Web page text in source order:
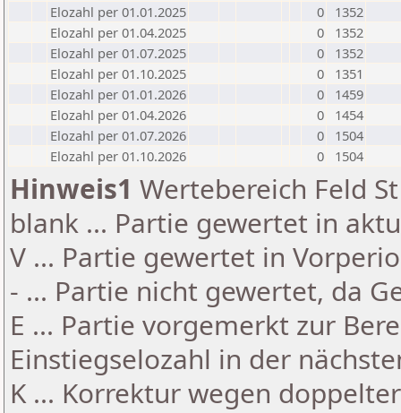
Elozahl per 01.01.2025
0
1352
Elozahl per 01.04.2025
0
1352
Elozahl per 01.07.2025
0
1352
Elozahl per 01.10.2025
0
1351
Elozahl per 01.01.2026
0
1459
Elozahl per 01.04.2026
0
1454
Elozahl per 01.07.2026
0
1504
Elozahl per 01.10.2026
0 1504
Hinweis1 Wertebereich Feld
blank ... Partie gewertet in
V ... Partie gewertet in
- ... Partie nicht gewertet, da
E ... Partie vorgemerkt zur
Einstiegselozahl in der
K ... Korrektur wegen